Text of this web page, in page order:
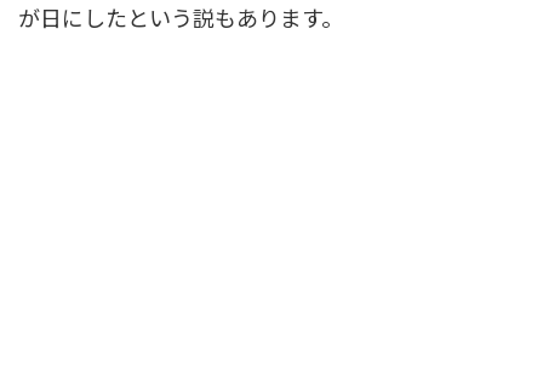
が日にしたという説もあります。